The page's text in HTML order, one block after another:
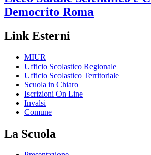
Democrito Roma
Link Esterni
MIUR
Ufficio Scolastico Regionale
Ufficio Scolastico Territoriale
Scuola in Chiaro
Iscrizioni On Line
Invalsi
Comune
La Scuola